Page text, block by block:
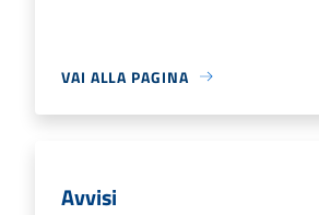
VAI ALLA PAGINA
Avvisi